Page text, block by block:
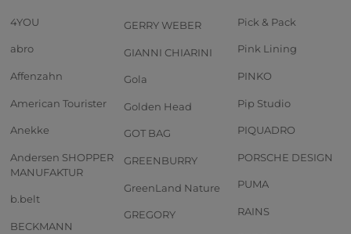
4YOU
abro
Affenzahn
American Tourister
Anekke
Andersen SHOPPER
MANUFAKTUR
b.belt
BECKMANN
GERRY WEBER
GIANNI CHIARINI
Gola
Golden Head
GOT BAG
GREENBURRY
GreenLand Nature
GREGORY
Pick & Pack
Pink Lining
PINKO
Pip Studio
PIQUADRO
PORSCHE DESIGN
PUMA
RAINS